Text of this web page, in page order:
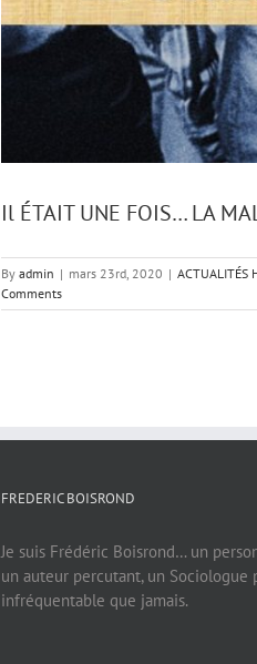
Il ÉTAIT UNE FOIS… LA
By admin | mars 23rd, 2020 | ACTUALITÉS
Comments
FREDERIC BOISROND
Je suis Frédéric Boisrond… un
un auteur percutant, un Sociologue
infréquentable que jamais.